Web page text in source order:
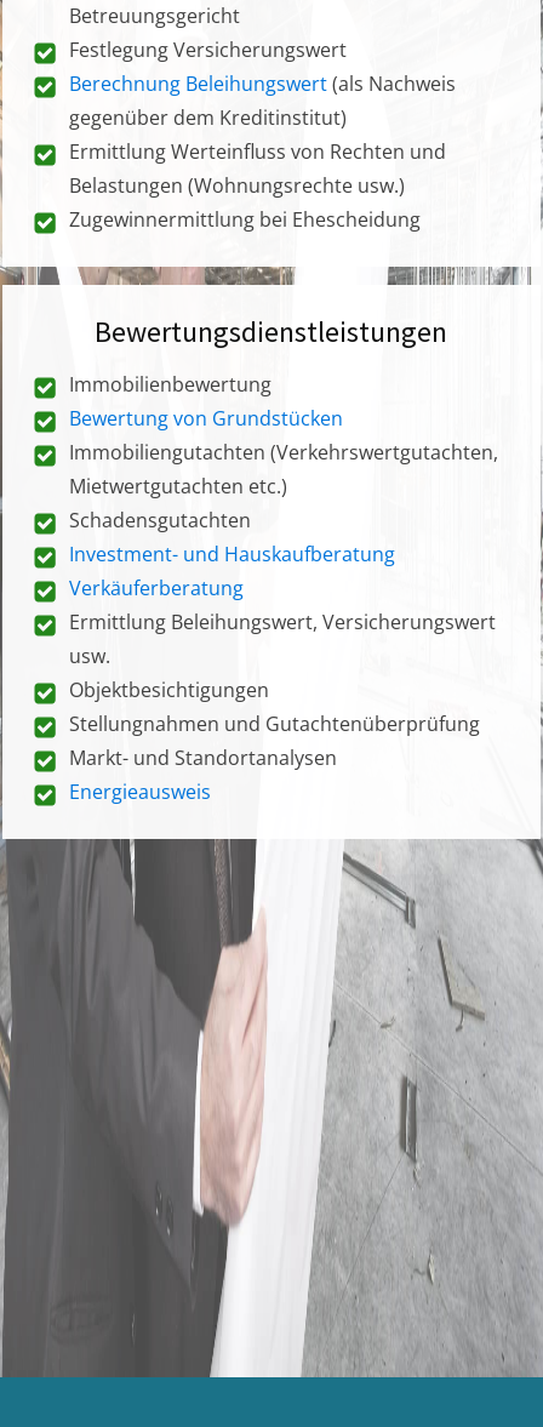
Betreuungsgericht
Festlegung Versicherungswert
Berechnung Beleihungswert(als Nachweis
gegenüber dem Kreditinstitut)
Ermittlung Werteinfluss von Rechten und
Belastungen (Wohnungsrechte usw.)
Zugewinnermittlung bei Ehescheidung
Bewertungsdienstleistungen
Immobilienbewertung
Bewertung von Grundstücken
Immobiliengutachten (Verkehrswertgutachten,
Mietwertgutachten etc.)
Schadensgutachten
Investment- und Hauskaufberatung
Verkäuferberatung
Ermittlung Beleihungswert, Versicherungswert
usw.
Objektbesichtigungen
Stellungnahmen und Gutachtenüberprüfung
Markt- und Standortanalysen
Energieausweis